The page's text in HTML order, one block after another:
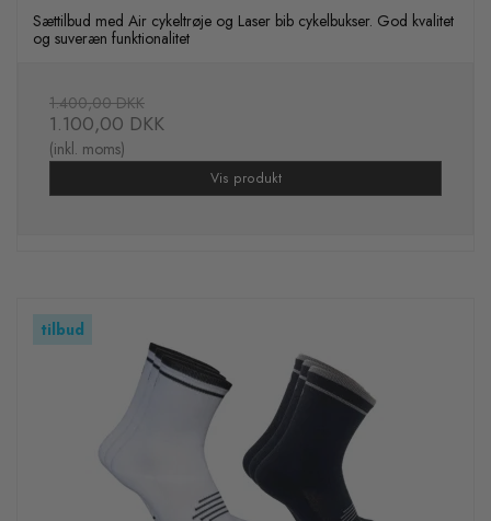
Sættilbud med Air cykeltrøje og Laser bib cykelbukser. God kvalitet
og suveræn funktionalitet
1.400,00 DKK
1.100,00 DKK
(inkl. moms)
Vis produkt
tilbud